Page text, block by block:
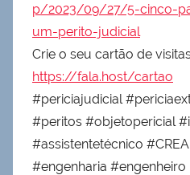
p/2023/09/27/5-cinco-
um-perito-judicial
Crie o seu cartão de
https://fala.host/cartao
#periciajudicial
#peritos #objetopericial
#assistentetécnico
#engenharia #engenheiro